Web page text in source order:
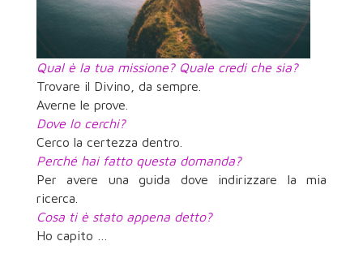
Qual è la tua missione? Quale credi che sia?
Trovare il Divino, da sempre.
Averne le prove.
Dove lo cerchi?
Cerco la certezza dentro.
Perché hai fatto questa domanda?
Per avere una guida dove indirizzare la mia
ricerca.
Cosa ti è stato appena detto?
Ho capito …